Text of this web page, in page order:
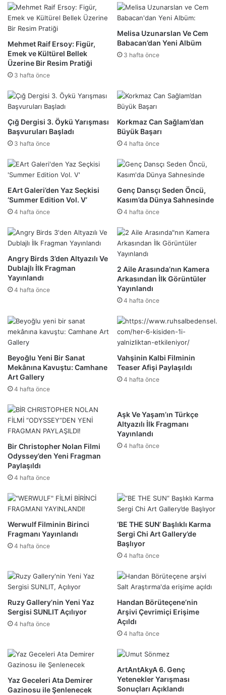
Mehmet Raif Ersoy: Figür,
Emek ve Kültürel Bellek
Üzerine Bir Resim Pratiği
3 hafta önce
Melisa Uzunarslan Ve Cem
Babacan’dan Yeni Albüm
3 hafta önce
Çığ Dergisi 3. Öykü Yarışması
Başvuruları Başladı
3 hafta önce
Korkmaz Can Sağlam’dan
Büyük Başarı
4 hafta önce
EArt Galeri’den Yaz Seçkisi
‘Summer Edition Vol. V’
4 hafta önce
Genç Dansçı Seden Öncü,
Kasım’da Dünya Sahnesinde
4 hafta önce
Angry Birds 3’den Altyazılı Ve
Dublajlı İlk Fragman
Yayınlandı
4 hafta önce
2 Aile Arasında’nın Kamera
Arkasından İlk Görüntüler
Yayınlandı
4 hafta önce
Beyoğlu Yeni Bir Sanat
Mekânına Kavuştu: Camhane
Art Gallery
4 hafta önce
Vahşinin Kalbi Filminin
Teaser Afişi Paylaşıldı
4 hafta önce
Bir Christopher Nolan Filmi
Odyssey’den Yeni Fragman
Paylaşıldı
4 hafta önce
Aşk Ve Yaşam’ın Türkçe
Altyazılı İlk Fragmanı
Yayınlandı
4 hafta önce
Werwulf Filminin Birinci
Fragmanı Yayınlandı
4 hafta önce
‘BE THE SUN’ Başlıklı Karma
Sergi Chi Art Gallery’de
Başlıyor
4 hafta önce
Ruzy Gallery’nin Yeni Yaz
Sergisi SUNLIT Açılıyor
4 hafta önce
Handan Börüteçene’nin
Arşivi Çevrimiçi Erişime
Açıldı
4 hafta önce
Yaz Geceleri Ata Demirer
Gazinosu ile Şenlenecek
ArtAntAkyA 6. Genç
Yetenekler Yarışması
Sonuçları Açıklandı